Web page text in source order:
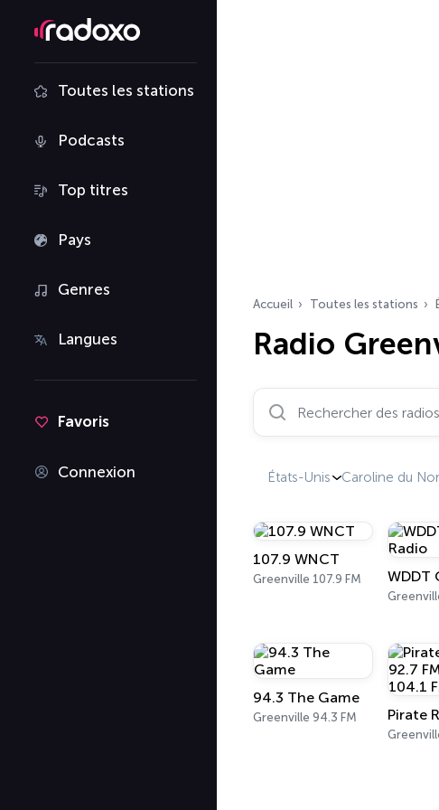
Toutes les stations
Podcasts
Top titres
Pays
Genres
Langues
Favoris
Connexion
Accueil Toutes les stations
Radio
Rechercher des radios…
États-Unis Caroline du
107.9 WNCT
Greenville 107.9 FM
94.3 The Game
Greenville 94.3 FM